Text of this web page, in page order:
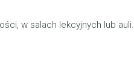
w salach lekcyjnych lub auli.